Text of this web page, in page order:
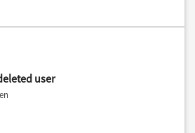
user